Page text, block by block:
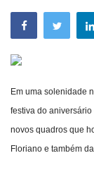
Notícias
Vídeos
Webmail
Contato
Em uma solenidade
festiva do
novos quadros que
Floriano e também